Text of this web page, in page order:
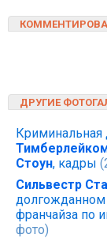
ДРУГИЕ
Криминальная
Стоун, кадры
Сильвестр
долгожданном
франчайза по
фото)